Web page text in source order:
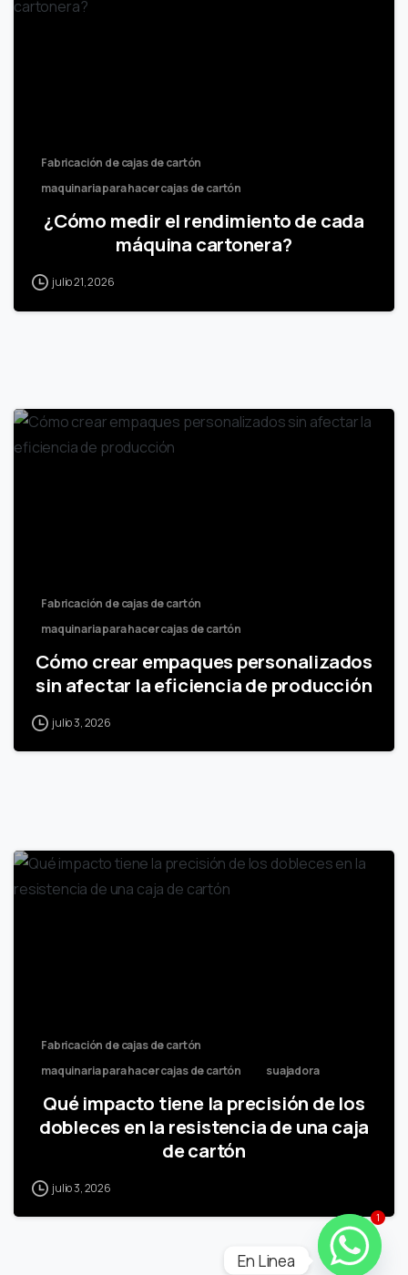
Fabricación de cajas de cartón
maquinaria para hacer cajas de cartón
¿Cómo medir el rendimiento de cada
máquina cartonera?
julio 21, 2026
Fabricación de cajas de cartón
maquinaria para hacer cajas de cartón
Cómo crear empaques personalizados
sin afectar la eficiencia de producción
julio 3, 2026
Fabricación de cajas de cartón
maquinaria para hacer cajas de cartón
suajadora
Qué impacto tiene la precisión de los
dobleces en la resistencia de una caja
de cartón
julio 3, 2026
1
En Linea